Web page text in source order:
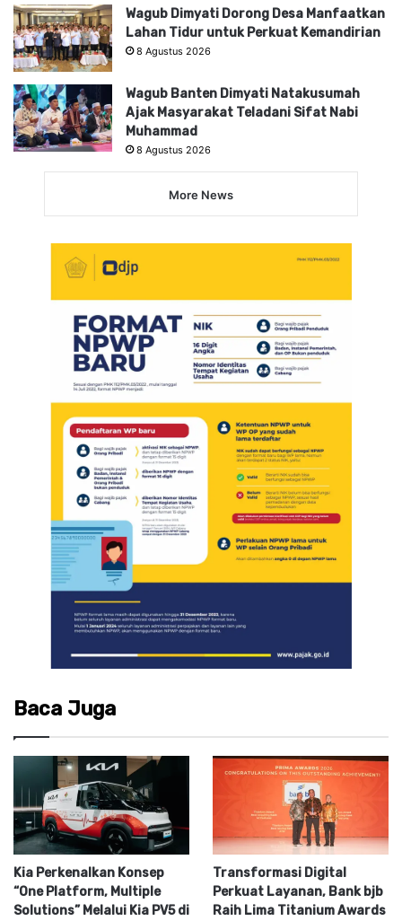
Wagub Dimyati Dorong Desa Manfaatkan
Lahan Tidur untuk Perkuat Kemandirian
8 Agustus 2026
Wagub Banten Dimyati Natakusumah
Ajak Masyarakat Teladani Sifat Nabi
Muhammad
8 Agustus 2026
More News
Baca Juga
Kia Perkenalkan Konsep
“One Platform, Multiple
Solutions” Melalui Kia PV5 di
Transformasi Digital
Perkuat Layanan, Bank bjb
Raih Lima Titanium Awards